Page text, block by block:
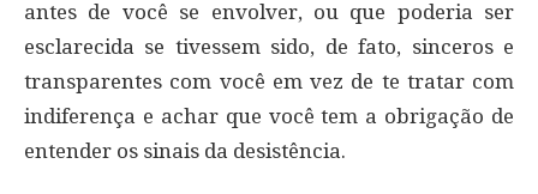
antes de você se envolver, ou que poderia ser
esclarecida se tivessem sido, de fato, sinceros e
transparentes com você em vez de te tratar com
indiferença e achar que você tem a obrigação de
entender os sinais da desistência.